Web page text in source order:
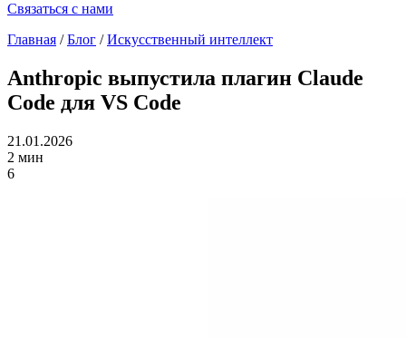
Связаться с нами
Главная /Блог /Искусственный интеллект
Anthropic выпустила плагин Claude
Code для VS Code
21.01.2026
2 мин
6